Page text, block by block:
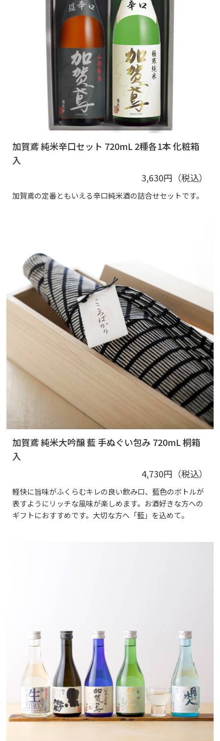
加賀鳶 純米辛口セット 720mL 2種各1本 化粧箱
入
3,630円（税込）
加賀鳶の定番ともいえる辛口純米酒の詰合せセットです。
加賀鳶 純米大吟醸 藍 手ぬぐい包み 720mL 桐箱
入
4,730円（税込）
軽快に旨味がふくらむキレの良い飲み口、藍色のボトルが
表すようにリッチな風味が楽しめます。お酒好きな方への
ギフトにおすすめです。大切な方へ「藍」を込めて。